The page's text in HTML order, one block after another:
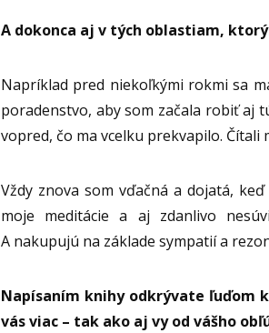
A dokonca aj v tých oblastiam,
Napríklad pred niekoľkými rokmi sa
poradenstvo, aby som začala robiť aj
vopred, čo ma vcelku prekvapilo. Čítali
Vždy znova som vďačná a dojatá,
moje meditácie a aj zdanlivo
A nakupujú na základe sympatií a
Napísaním knihy odkrývate ľuďom
vás viac – tak ako aj vy od vášho